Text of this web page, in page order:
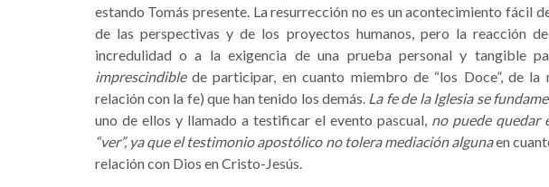
estando Tomás presente. La resurrección no es un acontecimiento fácil
de las perspectivas y de los proyectos humanos, pero la reacción
incredulidad o a la exigencia de una prueba personal y tangible
imprescindiblede participar, en cuanto miembro de “los Doce”, de la
relación con la fe) que han tenido los demás. La fe de la Iglesia se
uno de ellos y llamado a testificar el evento pascual, no puede quedar
“ver”, ya que el testimonio apostólico no tolera mediación algunaen
relación con Dios en Cristo-Jesús.